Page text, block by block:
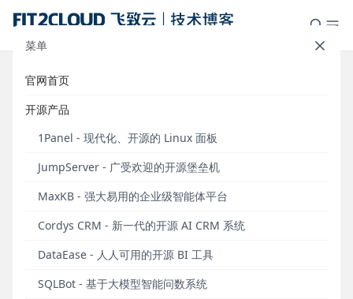
菜单
官网首页
开源产品
1Panel - 现代化、开源的 Linux 面板
JumpServer - 广受欢迎的开源堡垒机
MaxKB - 强大易用的企业级智能体平台
Cordys CRM - 新一代的开源 AI CRM 系统
DataEase - 人人可用的开源 BI 工具
SQLBot - 基于大模型智能问数系统
万华化学全球数据中心依托云管平
台实现服务管理模式创新
在“2020 IDC中国数字化转型”奖项评选中脱颖而出，
荣膺“2020 IDC中国制造行业技术应用场景创新奖”奖
是一家全球化运营的化工新材料公司。依托不断创新